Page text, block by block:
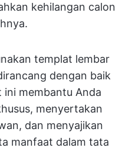
kehilangan calon
templat lembar
dengan baik
membantu Anda
menyertakan
dan menyajikan
manfaat dalam tata